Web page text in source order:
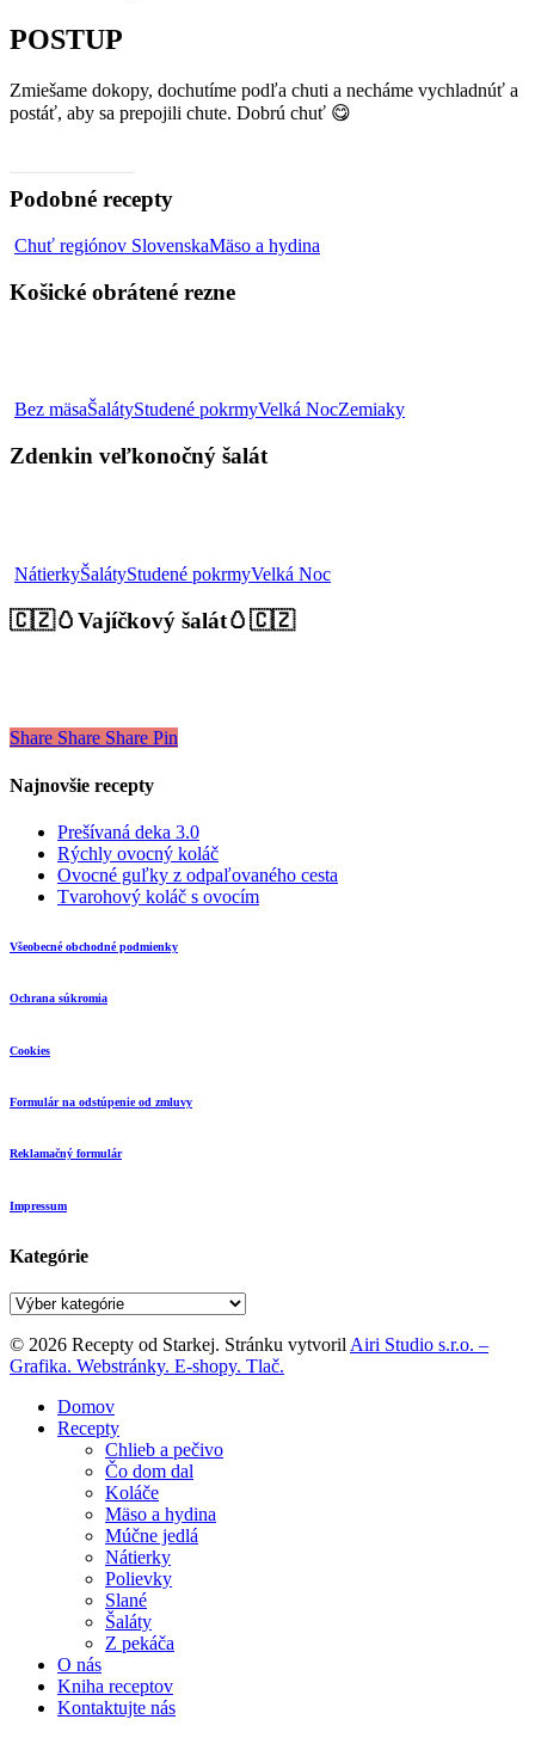
POSTUP
Zmiešame dokopy, dochutíme podľa chuti a necháme vychladnúť a
postáť, aby sa prepojili chute. Dobrú chuť 😋
Podobné recepty
Chuť regiónov SlovenskaMäso a hydina
Košické obrátené rezne
Bez mäsaŠalátyStudené pokrmyVelká NocZemiakyZdenkin
Zdenkin veľkonočný šalát
NátierkyŠalátyStudené pokrmyVelká Noc🇨🇿
🇨🇿🥚Vajíčkový šalát🥚🇨🇿
Share Share Share Pin
Najnovšie recepty
Prešívaná deka 3.0
Rýchly ovocný koláč
Ovocné guľky z odpaľovaného cesta
Tvarohový koláč s ovocím
Všeobecné obchodné podmienky
Ochrana súkromia
Cookies
Formulár na odstúpenie od zmluvy
Reklamačný formulár
Impressum
Kategórie
Kategórie
© 2026 Recepty od Starkej. Stránku vytvoril Airi Studio s.r.o. –
Grafika. Webstránky. E-shopy. Tlač.
Close
Menu
Domov
Recepty
Chlieb a pečivo
Čo dom dal
Koláče
Mäso a hydina
Múčne jedlá
Nátierky
Polievky
Slané
Šaláty
Z pekáča
O nás
Kniha receptov
Kontaktujte nás